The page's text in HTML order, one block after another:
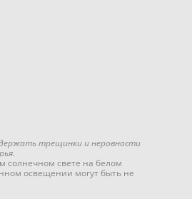
трещинки и неровности
солнечном свете на белом
освещении могут быть не